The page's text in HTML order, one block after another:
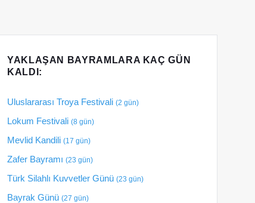
YAKLAŞAN BAYRAMLARA KAÇ GÜN
KALDI:
Uluslararası Troya Festivali (2 gün)
Lokum Festivali (8 gün)
Mevlid Kandili (17 gün)
Zafer Bayramı (23 gün)
Türk Silahlı Kuvvetler Günü (23 gün)
Bayrak Günü (27 gün)